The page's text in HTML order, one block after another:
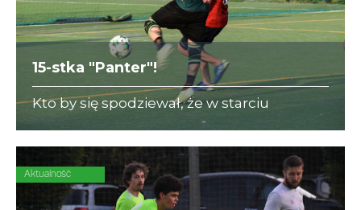
15-stka "Panter"!
Kto by się spodziewał, że w starciu
WEBCON - Greencell padnie aż
siedemnaście bramek, a piętnaście z nich
zdobędą "Pantery"?!
Aktualność